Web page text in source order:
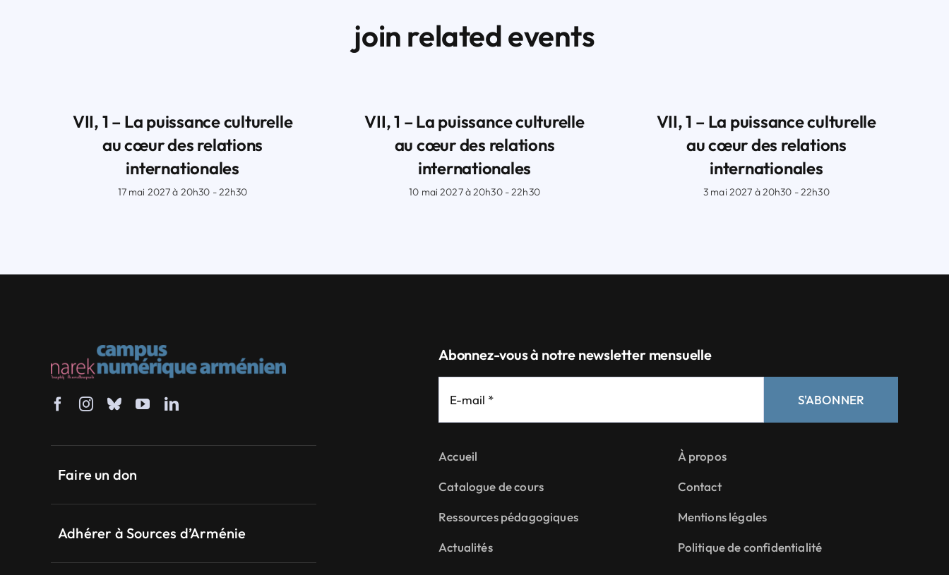
join related events
VII, 1 – La puissance culturelle
au cœur des relations
internationales
17 mai 2027 à 20h30 - 22h30
VII, 1 – La puissance culturelle
au cœur des relations
internationales
10 mai 2027 à 20h30 - 22h30
VII, 1 – La puissance culturelle
au cœur des relations
internationales
3 mai 2027 à 20h30 - 22h30
Faire un don
Adhérer à Sources d’Arménie
Abonnez-vous à notre newsletter mensuelle
S'ABONNER
Accueil
Catalogue de cours
Ressources pédagogiques
Actualités
À propos
Contact
Mentions légales
Politique de confidentialité